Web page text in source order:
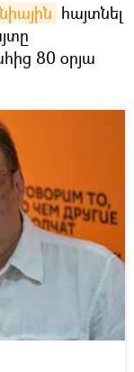
հայտնել
80 օրյա